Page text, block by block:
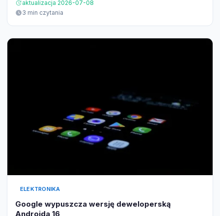
aktualizacja 2026-07-08
3 min czytania
ELEKTRONIKA
Google wypuszcza wersję deweloperską
Androida 16